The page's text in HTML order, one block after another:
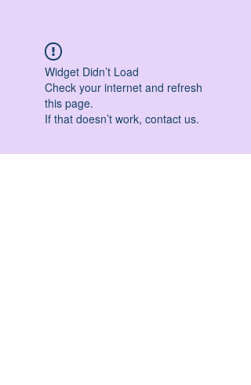
Widget Didn’t Load
Check your internet and refresh
this page.
If that doesn’t work, contact us.